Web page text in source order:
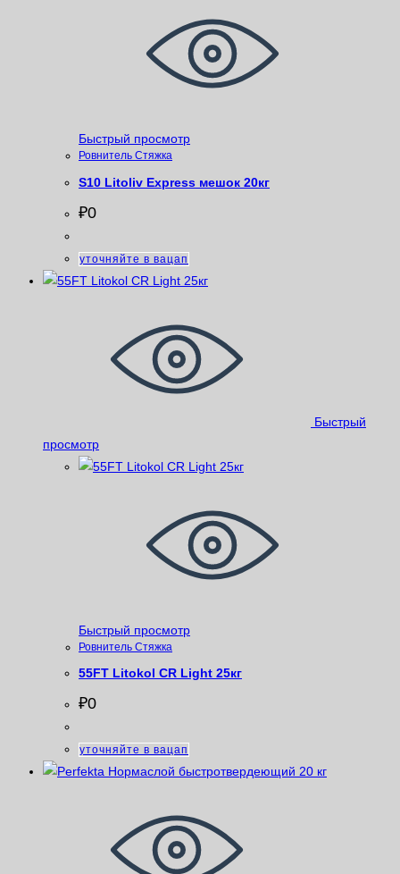
Быстрый просмотр
Ровнитель Стяжка
S10 Litoliv Express мешок 20кг
₽0
уточняйте в вацап
Быстрый
просмотр
Быстрый просмотр
Ровнитель Стяжка
55FT Litokol CR Light 25кг
₽0
уточняйте в вацап